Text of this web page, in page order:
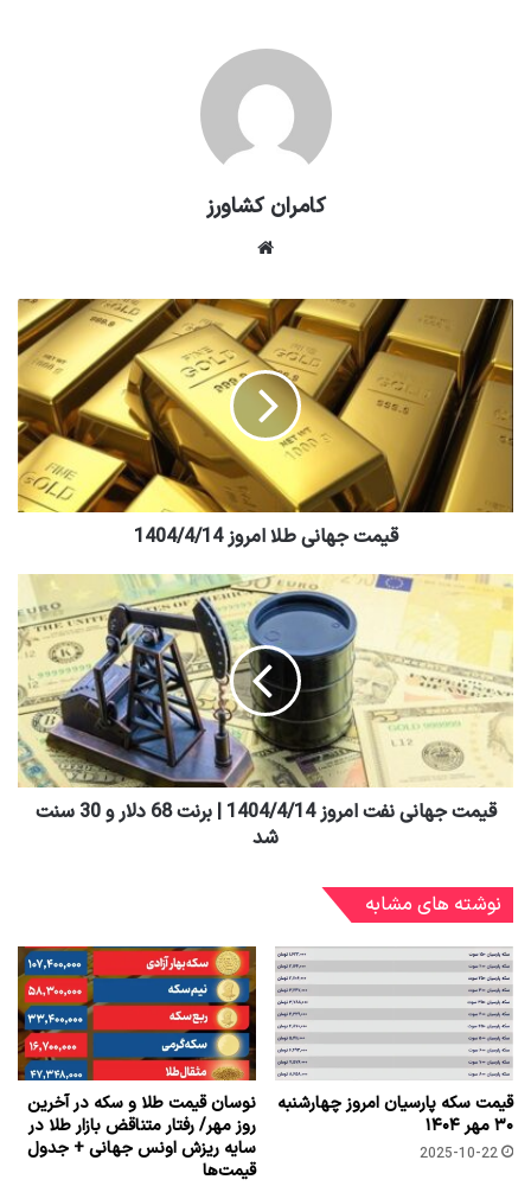
کامران کشاورز
قیمت جهانی طلا امروز 1404/4/14
قیمت جهانی نفت امروز 1404/4/14 | برنت 68 دلار و 30 سنت
شد
نوشته های مشابه
قیمت سکه پارسیان امروز چهارشنبه
۳۰ مهر ۱۴۰۴
2025-10-22
نوسان قیمت طلا و سکه در آخرین
روز مهر/ رفتار متناقض بازار طلا در
سایه ریزش اونس جهانی + جدول
قیمت‌ها